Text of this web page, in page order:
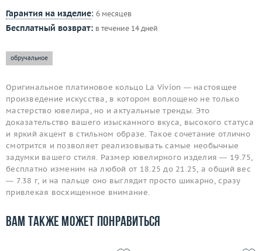
Гарантия на изделие: 6 месяцев
Бесплатный возврат: в течение 14 дней
обручальное
Оригинальное платиновое кольцо La Vivion — настоящее
произведение искусства, в котором воплощено не только
мастерство ювелира, но и актуальные тренды. Это
доказательство вашего изысканного вкуса, высокого статуса
и яркий акцент в стильном образе. Такое сочетание отлично
смотрится и позволяет реализовывать самые необычные
задумки вашего стиля. Размер ювелирного изделия — 19.75,
бесплатно изменим на любой от 18.25 до 21.25, а общий вес
— 7.38 г, и на пальце оно выглядит просто шикарно, сразу
привлекая восхищенное внимание.
Вам также может понравиться